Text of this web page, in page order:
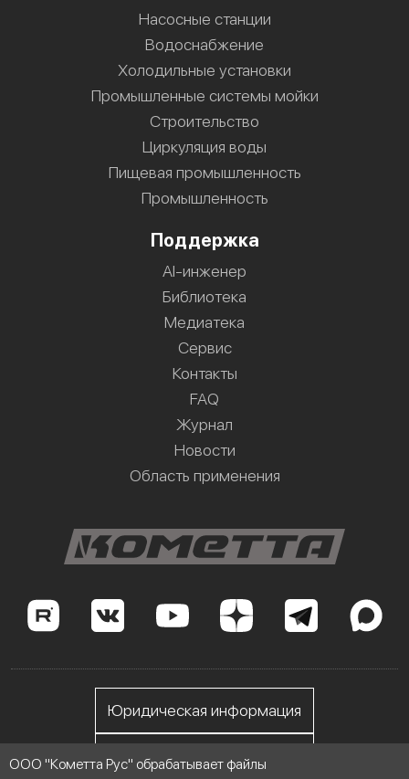
Насосные станции
Водоснабжение
Холодильные установки
Промышленные системы мойки
Строительство
Циркуляция воды
Пищевая промышленность
Промышленность
Поддержка
AI-инженер
Библиотека
Медиатека
Сервис
Контакты
FAQ
Журнал
Новости
Область применения
Юридическая информация
Личный кабинет
ООО "Кометта Рус" обрабатывает файлы